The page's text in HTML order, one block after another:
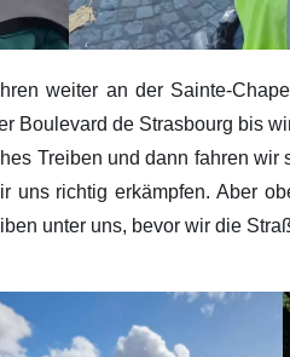
weiter an der Sainte-
Boulevard de Strasbourg bis
Treiben und dann fahren
uns richtig erkämpfen. Aber
unter uns, bevor wir die